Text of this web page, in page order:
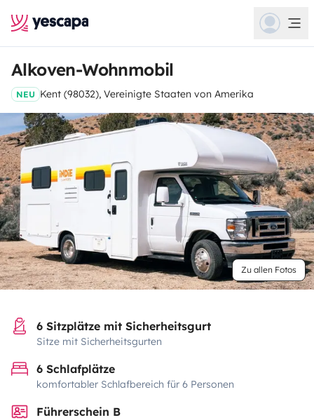
Alkoven-Wohnmobil
NEU Kent (98032), Vereinigte Staaten von Amerika
Zu allen Fotos
6 Sitzplätze mit Sicherheitsgurt
Sitze mit Sicherheitsgurten
6 Schlafplätze
komfortabler Schlafbereich für 6 Personen
Führerschein B